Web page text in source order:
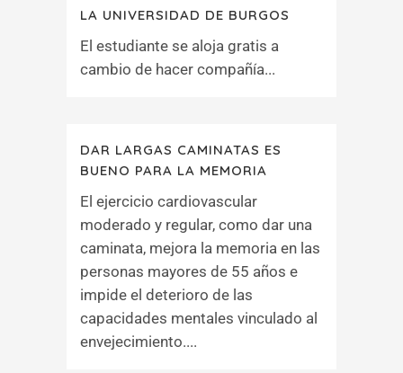
LA UNIVERSIDAD DE BURGOS
El estudiante se aloja gratis a
cambio de hacer compañía...
DAR LARGAS CAMINATAS ES
BUENO PARA LA MEMORIA
El ejercicio cardiovascular
moderado y regular, como dar una
caminata, mejora la memoria en las
personas mayores de 55 años e
impide el deterioro de las
capacidades mentales vinculado al
envejecimiento....